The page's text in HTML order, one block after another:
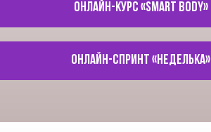
Онлайн-курс «Smart body»
Онлайн-спринт «Неделька»